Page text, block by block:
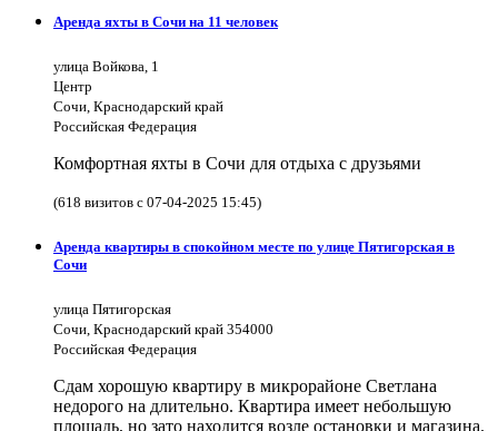
Аренда яхты в Сочи на 11 человек
улица Войкова, 1
Центр
Сочи, Краснодарский край
Российская Федерация
Комфортная яхты в Сочи для отдыха с друзьями
(618 визитов с 07-04-2025 15:45)
Аренда квартиры в спокойном месте по улице Пятигорская в
Сочи
улица Пятигорская
Сочи, Краснодарский край 354000
Российская Федерация
Сдам хорошую квартиру в микрорайоне Светлана
недорого на длительно. Квартира имеет небольшую
площадь, но зато находится возле остановки и магазина.